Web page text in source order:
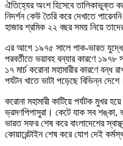
ঐতিহ্যের অংশ হিসেবে তালিকাভুক্ত
নিদর্শন কেউ তৈরি করে দেখাতে
হাজার শ্রমিক ২২ বছর সময় নিয়ে
এর আগে ১৯৭৫ সালে পাক-ভারত
পরবর্তীতে ভয়াবহ বন্যার কারণে
১৭ মার্চ করোনা মহামারীর কারণে
পর্যটন খাতে ভাটা পড়েছে বিভিন্ন দেশে।
করোনা মহামারী কাটিয়ে পর্যটক মুখর
ভ্রমণপিপাসুরা। কেটে যাক সব শঙ্কা,
ভারত সফর শেষ করে বাংলাদেশের
কোয়ারেন্টাইন শেষ করে যোগ দেই